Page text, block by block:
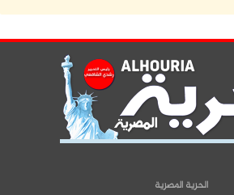
الحرية المصرية